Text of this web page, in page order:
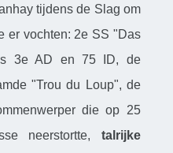
tijdens de Slag om
er vochten: 2e SS "Das
3e AD en 75 ID, de
"Trou du Loup", de
die op 25
neerstortte, talrijke